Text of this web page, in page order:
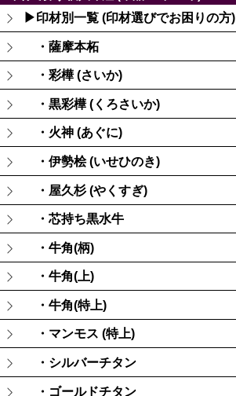
▶印材別一覧 (印材選びでお困りの方)
・薩摩本柘
・彩樺 (さいか)
・黒彩樺 (くろさいか)
・火神 (あぐに)
・伊勢桧 (いせひのき)
・屋久杉 (やくすぎ)
・芯持ち黒水牛
・牛角(柄)
・牛角(上)
・牛角(特上)
・マンモス (特上)
・シルバーチタン
・ゴールドチタン